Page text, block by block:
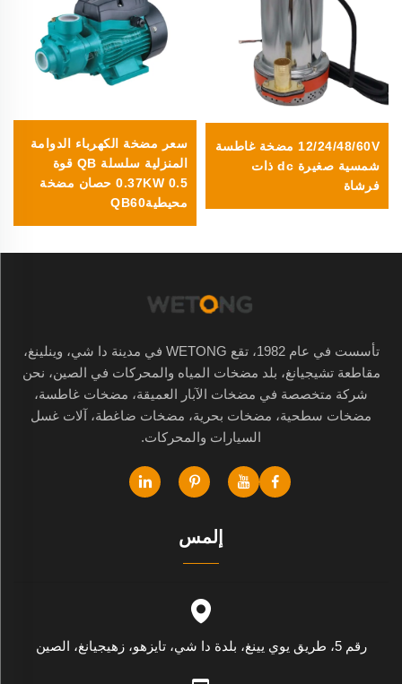
12/24/48/60V مضخة غاطسة
شمسية صغيرة dc ذات
فرشاة
سعر مضخة الكهرباء الدوامة
المنزلية سلسلة QB قوة
0.37KW 0.5 حصان مضخة
محيطيةQB60
تأسست في عام 1982، تقع WETONG في مدينة دا شي، وينلينغ،
مقاطعة تشيجيانغ، بلد مضخات المياه والمحركات في الصين، نحن
شركة متخصصة في مضخات الآبار العميقة، مضخات غاطسة،
مضخات سطحية، مضخات بحرية، مضخات ضاغطة، آلات غسل
السيارات والمحركات.
إلمس
رقم 5، طريق يوي يينغ، بلدة دا شي، تايزهو، زهيجيانغ، الصين